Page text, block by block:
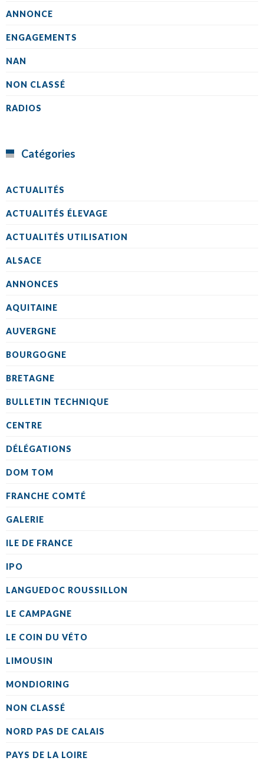
ANNONCE
ENGAGEMENTS
NAN
NON CLASSÉ
RADIOS
Catégories
ACTUALITÉS
ACTUALITÉS ÉLEVAGE
ACTUALITÉS UTILISATION
ALSACE
ANNONCES
AQUITAINE
AUVERGNE
BOURGOGNE
BRETAGNE
BULLETIN TECHNIQUE
CENTRE
DÉLÉGATIONS
DOM TOM
FRANCHE COMTÉ
GALERIE
ILE DE FRANCE
IPO
LANGUEDOC ROUSSILLON
LE CAMPAGNE
LE COIN DU VÉTO
LIMOUSIN
MONDIORING
NON CLASSÉ
NORD PAS DE CALAIS
PAYS DE LA LOIRE